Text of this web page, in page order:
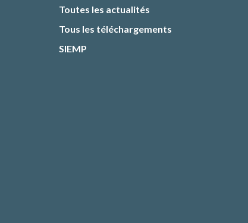
Toutes les actualités
Tous les téléchargements
SIEMP